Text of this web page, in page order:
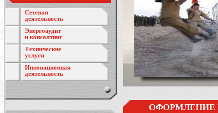
Сетевая
деятельность
Энергоаудит
и консалтинг
Технические
услуги
Инновационная
деятельность
ОФОРМЛЕНИЕ